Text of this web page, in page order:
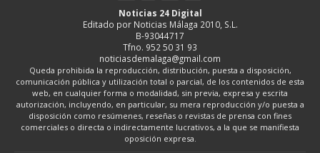
Noticias 24 Digital
Editado por Noticias Málaga 2010, S.L.
B-93044717
Tfno. 952 50 31 93
noticiasdemalaga@gmail.com
Queda prohibida la reproducción, distribución, puesta a disposición,
comunicación pública y utilización total o parcial, de los contenidos de esta
web, en cualquier forma o modalidad, sin previa, expresa y escrita
autorización, incluyendo, en particular, su mera reproducción y/o puesta a
disposición como resúmenes, reseñas o revistas de prensa con fines
comerciales o directa o indirectamente lucrativos, a la que se manifiesta
oposición expresa.